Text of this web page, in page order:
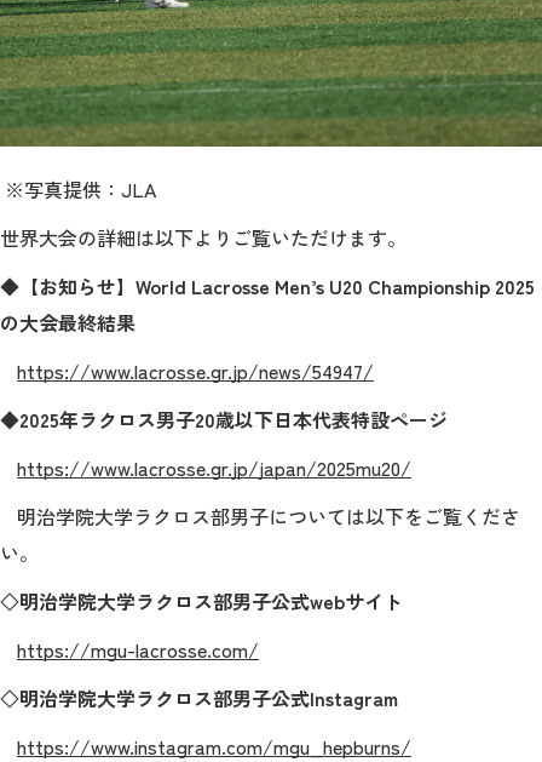
※写真提供：JLA
世界大会の詳細は以下よりご覧いただけます。
◆【お知らせ】 World Lacrosse Men’s U20 Championship 2025
の大会最終結果
https://www.lacrosse.gr.jp/news/54947/
◆2025年ラクロス男子20歳以下日本代表特設ページ
https://www.lacrosse.gr.jp/japan/2025mu20/
明治学院大学ラクロス部男子については以下をご覧くださ
い。
◇明治学院大学ラクロス部男子公式webサイト
https://mgu-lacrosse.com/
◇明治学院大学ラクロス部男子公式Instagram
https://www.instagram.com/mgu_hepburns/